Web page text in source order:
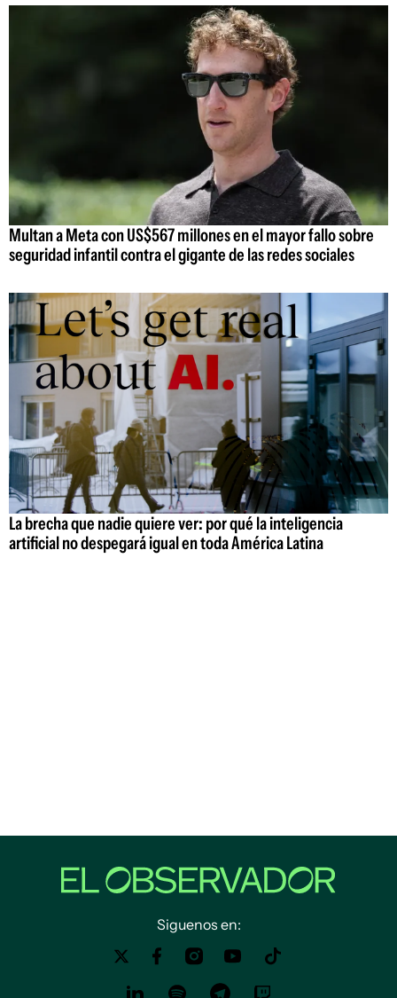
Multan a Meta con US$567 millones en el mayor fallo sobre
seguridad infantil contra el gigante de las redes sociales
La brecha que nadie quiere ver: por qué la inteligencia
artificial no despegará igual en toda América Latina
Siguenos en: